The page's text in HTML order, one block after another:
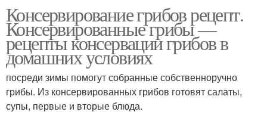
Консервирование грибов рецепт.
Консервированные грибы —
рецепты консервации грибов в
домашних условиях
посреди зимы помогут собранные собственноручно
грибы. Из консервированных грибов готовят салаты,
супы, первые и вторые блюда.